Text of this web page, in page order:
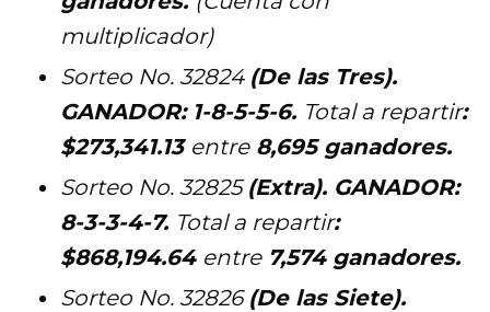
multiplicador)
Sorteo No. 32824 (De las Tres).
GANADOR: 1-8-5-5-6. Totala repartir:
$273,341.13 entre8,695 ganadores.
Sorteo No. 32825(Extra). GANADOR:
8-3-3-4-7. Totala repartir:
$868,194.64 entre7,574 ganadores.
Sorteo No. 32826 (De las Siete).